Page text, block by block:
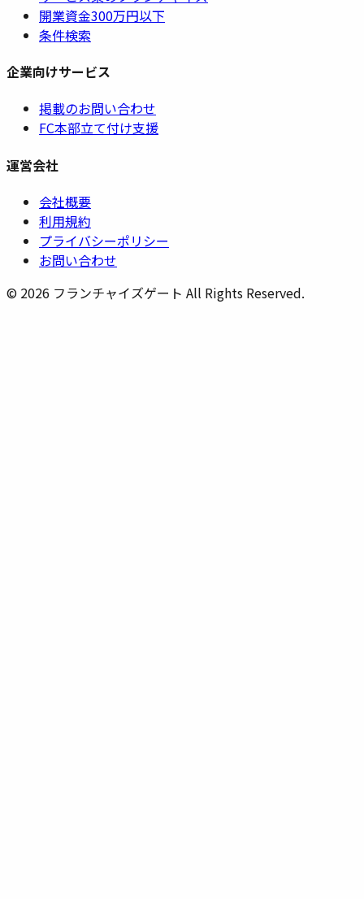
開業資金300万円以下
条件検索
企業向けサービス
掲載のお問い合わせ
FC本部立て付け支援
運営会社
会社概要
利用規約
プライバシーポリシー
お問い合わせ
© 2026 フランチャイズゲート All Rights Reserved.